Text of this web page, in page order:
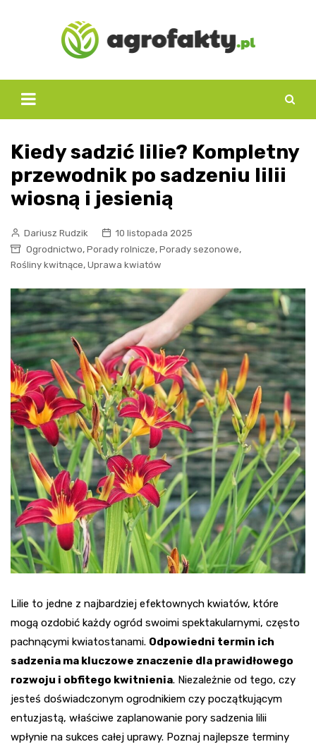
Kiedy sadzić lilie? Kompletny
przewodnik po sadzeniu lilii
wiosną i jesienią
Dariusz Rudzik
10 listopada 2025
Ogrodnictwo, Porady rolnicze, Porady sezonowe,
Rośliny kwitnące, Uprawa kwiatów
Lilie to jedne z najbardziej efektownych kwiatów, które
mogą ozdobić każdy ogród swoimi spektakularnymi, często
pachnącymi kwiatostanami. Odpowiedni termin ich
sadzenia ma kluczowe znaczenie dla prawidłowego
rozwoju i obfitego kwitnienia. Niezależnie od tego, czy
jesteś doświadczonym ogrodnikiem czy początkującym
entuzjastą, właściwe zaplanowanie pory sadzenia lilii
wpłynie na sukces całej uprawy. Poznaj najlepsze terminy